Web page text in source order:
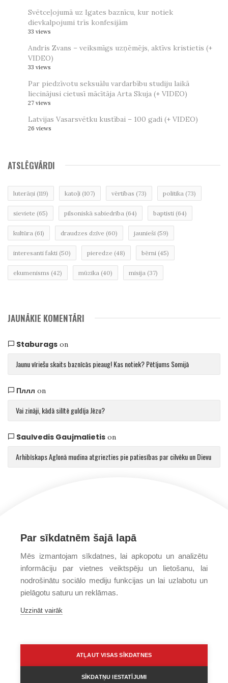
Svētceļojumā uz Igates baznīcu, kur notiek
dievkalpojumi trīs konfesijām
33 views
Andris Zvans – veiksmīgs uzņēmējs, aktīvs kristietis (+
VIDEO)
33 views
Par piedzīvotu seksuālu vardarbību studiju laikā
liecinājusi cietusī mācītāja Arta Skuja (+ VIDEO)
27 views
Latvijas Vasarsvētku kustībai – 100 gadi (+ VIDEO)
26 views
ATSLĒGVĀRDI
luterāņi (119) katoļi (107) vērtības (73) politika (73)
sieviete (65) pilsoniskā sabiedrība (64) baptisti (64)
kultūra (61) draudzes dzīve (60) jaunieši (59)
interesanti fakti (50) pieredze (48) bērni (45)
ekumenisms (42) mūzika (40) misija (37)
JAUNĀKIE KOMENTĀRI
Staburagson
Jaunu vīriešu skaits baznīcās pieaug! Kas notiek? Pētījums Somijā
Пллл on
Vai zināji, kādā silītē guldīja Jēzu?
Saulvedis Gaujmalietison
Arhibīskaps Aglonā mudina atgriezties pie patiesības par cilvēku un Dievu
Par sīkdatnēm šajā lapā
Mēs izmantojam sīkdatnes, lai apkopotu un analizētu
informāciju par vietnes veiktspēju un lietošanu, lai
nodrošinātu sociālo mediju funkcijas un lai uzlabotu un
pielāgotu saturu un reklāmas.
Uzzināt vairāk
ATĻAUT VISAS SĪKDATNES
SĪKDATŅU IESTATĪJUMI